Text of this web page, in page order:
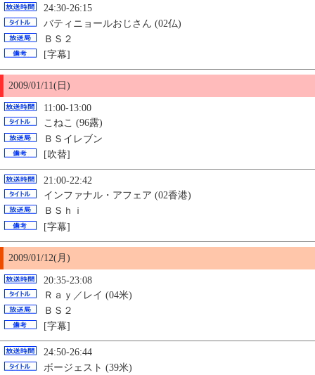
24:30-26:15
バティニョールおじさん (02仏)
ＢＳ２
[字幕]
2009/01/11(日)
11:00-13:00
こねこ (96露)
ＢＳイレブン
[吹替]
21:00-22:42
インファナル・アフェア (02香港)
ＢＳｈｉ
[字幕]
2009/01/12(月)
20:35-23:08
Ｒａｙ／レイ (04米)
ＢＳ２
[字幕]
24:50-26:44
ボージェスト (39米)